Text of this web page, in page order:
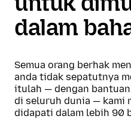
dalam
Semua orang berhak
anda tidak sepatutnya
itulah — dengan
di seluruh dunia — kami
didapati dalam lebih 90